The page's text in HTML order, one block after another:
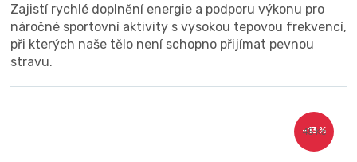
Zajistí rychlé doplnění energie a podporu výkonu pro
náročné sportovní aktivity s vysokou tepovou frekvencí,
při kterých naše tělo není schopno přijímat pevnou
stravu.
45 Kč
–13 %